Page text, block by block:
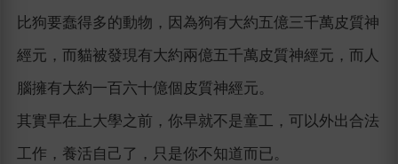
比狗要蠢得多的動物，因為狗有大約五億三千萬皮質神
經元，而貓被發現有大約兩億五千萬皮質神經元，而人
腦擁有大約一百六十億個皮質神經元。
其實早在上大學之前，你早就不是童工，可以外出合法
工作，養活自己了，只是你不知道而已。